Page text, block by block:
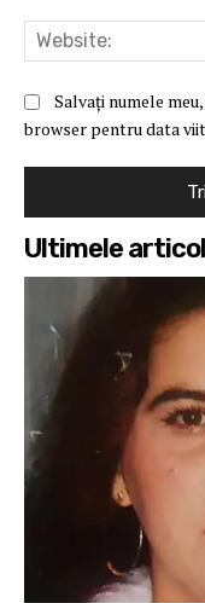
Salvați numele
browser pentru data
Ultimele